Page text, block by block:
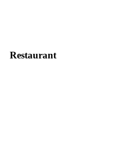
Restaurant